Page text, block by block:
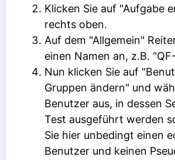
Klicken Sie auf "Aufgabe
rechts oben.
Auf dem "Allgemein"
einen Namen an, z.B.
Nun klicken Sie auf
Gruppen ändern" und
Benutzer aus, in dessen
Test ausgeführt werden
Sie hier unbedingt einen
Benutzer und keinen